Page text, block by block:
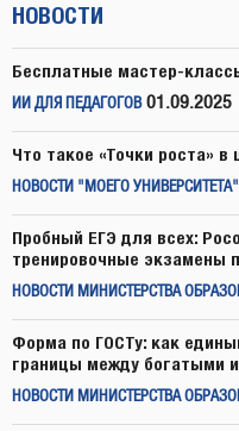
НОВОСТИ
Бесплатные мастер-
ИИ ДЛЯ ПЕДАГОГОВ 01.09.2025
Что такое «Точки роста»
НОВОСТИ "МОЕГО УНИВЕРСИТЕТА"
Пробный ЕГЭ для всех:
тренировочные экзамены
НОВОСТИ МИНИСТЕРСТВА
Форма по ГОСТу: как
границы между богатыми
НОВОСТИ МИНИСТЕРСТВА